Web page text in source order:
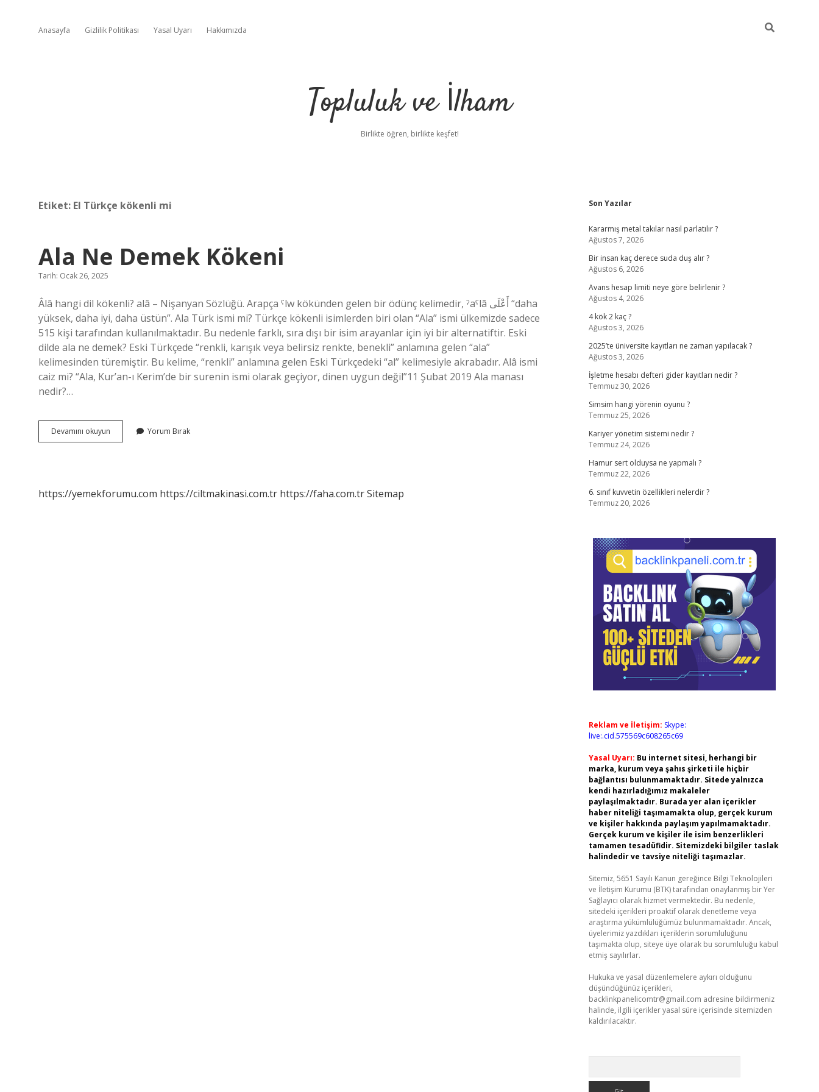
Anasayfa Gizlilik Politikası Yasal Uyarı Hakkımızda
Topluluk ve İlham
Birlikte öğren, birlikte keşfet!
Etiket: El Türkçe kökenli mi
Ala Ne Demek Kökeni
Tarih: Ocak 26, 2025
Âlâ hangi dil kökenli? alâ – Nişanyan Sözlüğü. Arapça ˁlw kökünden gelen bir ödünç kelimedir, ˀaˁlā أَعْلَى “daha
yüksek, daha iyi, daha üstün”. Ala Türk ismi mi? Türkçe kökenli isimlerden biri olan “Ala” ismi ülkemizde sadece
515 kişi tarafından kullanılmaktadır. Bu nedenle farklı, sıra dışı bir isim arayanlar için iyi bir alternatiftir. Eski
dilde ala ne demek? Eski Türkçede “renkli, karışık veya belirsiz renkte, benekli” anlamına gelen “ala”
kelimesinden türemiştir. Bu kelime, “renkli” anlamına gelen Eski Türkçedeki “al” kelimesiyle akrabadır. Alâ ismi
caiz mi? “Ala, Kur’an-ı Kerim’de bir surenin ismi olarak geçiyor, dinen uygun değil”11 Şubat 2019 Ala manası
nedir?…
Devamını okuyun
Ne
Yorum Bırak
https://yemekforumu.com https://ciltmakinasi.com.tr https://faha.com.trSitemap
Sidebar
Son Yazılar
Kararmış metal takılar nasıl parlatılır ?
Ağustos 7, 2026
Bir insan kaç derece suda duş alır ?
Ağustos 6, 2026
Avans hesap limiti neye göre belirlenir ?
Ağustos 4, 2026
4 kök 2 kaç ?
Ağustos 3, 2026
2025’te üniversite kayıtları ne zaman yapılacak ?
Ağustos 3, 2026
İşletme hesabı defteri gider kayıtları nedir ?
Temmuz 30, 2026
Simsim hangi yörenin oyunu ?
Temmuz 25, 2026
Kariyer yönetim sistemi nedir ?
Temmuz 24, 2026
Hamur sert olduysa ne yapmalı ?
Temmuz 22, 2026
6. sınıf kuvvetin özellikleri nelerdir ?
Temmuz 20, 2026
Reklam ve İletişim: Skype:
live:.cid.575569c608265c69
Yasal Uyarı: Bu internet sitesi, herhangi bir
marka, kurum veya şahıs şirketi ile hiçbir
bağlantısı bulunmamaktadır. Sitede yalnızca
kendi hazırladığımız makaleler
paylaşılmaktadır. Burada yer alan içerikler
haber niteliği taşımamakta olup, gerçek kurum
ve kişiler hakkında paylaşım yapılmamaktadır.
Gerçek kurum ve kişiler ile isim benzerlikleri
tamamen tesadüfidir. Sitemizdeki bilgiler taslak
halindedir ve tavsiye niteliği taşımazlar.
Sitemiz, 5651 Sayılı Kanun gereğince Bilgi Teknolojileri
ve İletişim Kurumu (BTK) tarafından onaylanmış bir Yer
Sağlayıcı olarak hizmet vermektedir. Bu nedenle,
sitedeki içerikleri proaktif olarak denetleme veya
araştırma yükümlülüğümüz bulunmamaktadır. Ancak,
üyelerimiz yazdıkları içeriklerin sorumluluğunu
taşımakta olup, siteye üye olarak bu sorumluluğu kabul
etmiş sayılırlar.
Hukuka ve yasal düzenlemelere aykırı olduğunu
düşündüğünüz içerikleri,
backlinkpanelicomtr@gmail.com adresine bildirmeniz
halinde, ilgili içerikler yasal süre içerisinde sitemizden
kaldırılacaktır.